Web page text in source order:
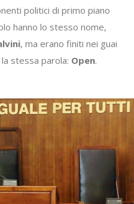
politici di primo piano
hanno lo stesso nome,
, ma erano finiti nei guai
stessa parola: Open.